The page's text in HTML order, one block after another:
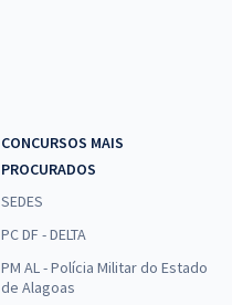
CONCURSOS MAIS
PROCURADOS
SEDES
PC DF - DELTA
PM AL - Polícia Militar do Estado
de Alagoas